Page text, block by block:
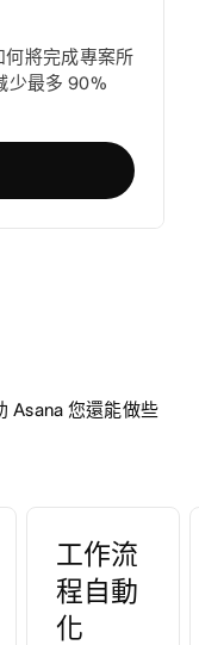
何將完成專案所
少最多 90%
Asana 您還能做些
工作流
程自動
化